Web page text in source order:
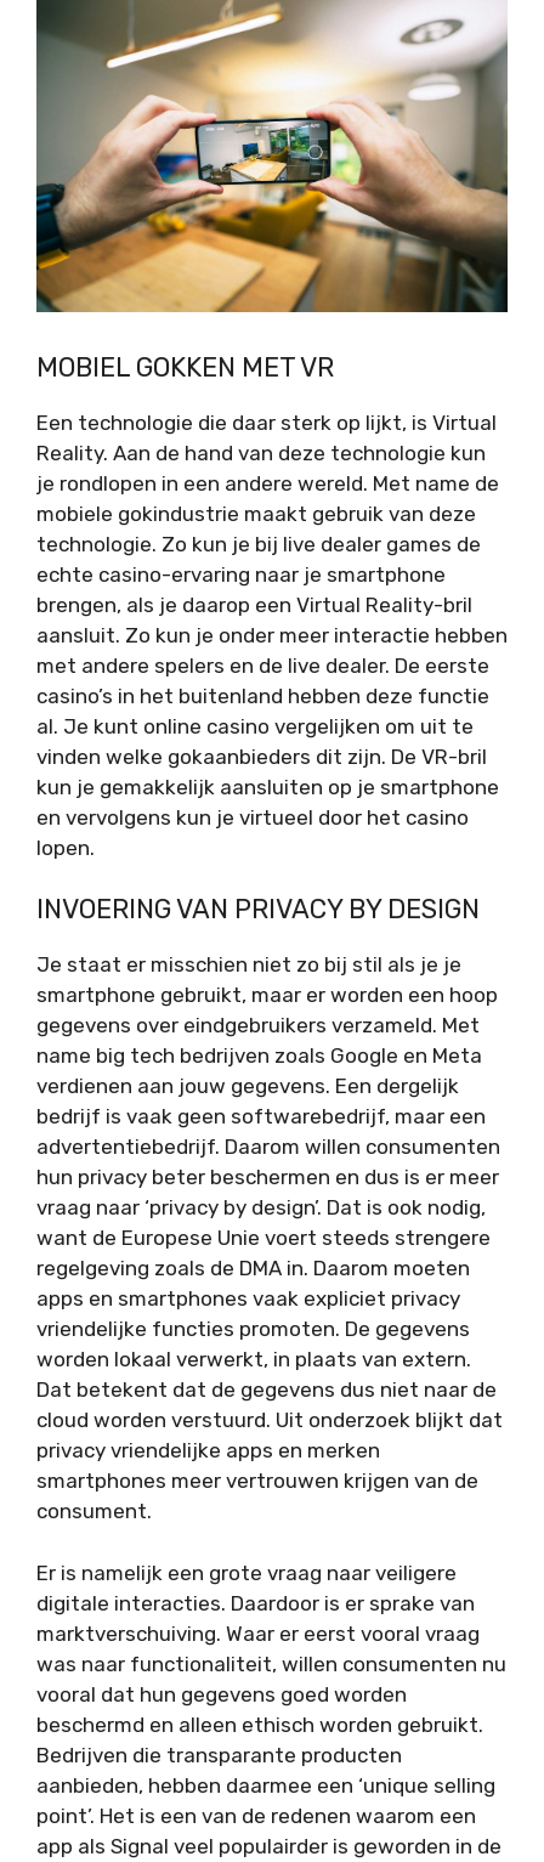
MOBIEL GOKKEN MET VR
Een technologie die daar sterk op lijkt, is Virtual
Reality. Aan de hand van deze technologie kun
je rondlopen in een andere wereld. Met name de
mobiele gokindustrie maakt gebruik van deze
technologie. Zo kun je bij live dealer games de
echte casino-ervaring naar je smartphone
brengen, als je daarop een Virtual Reality-bril
aansluit. Zo kun je onder meer interactie hebben
met andere spelers en de live dealer. De eerste
casino’s in het buitenland hebben deze functie
al. Je kunt online casino vergelijken om uit te
vinden welke gokaanbieders dit zijn. De VR-bril
kun je gemakkelijk aansluiten op je smartphone
en vervolgens kun je virtueel door het casino
lopen.
INVOERING VAN PRIVACY BY DESIGN
Je staat er misschien niet zo bij stil als je je
smartphone gebruikt, maar er worden een hoop
gegevens over eindgebruikers verzameld. Met
name big tech bedrijven zoals Google en Meta
verdienen aan jouw gegevens. Een dergelijk
bedrijf is vaak geen softwarebedrijf, maar een
advertentiebedrijf. Daarom willen consumenten
hun privacy beter beschermen en dus is er meer
vraag naar ‘privacy by design’. Dat is ook nodig,
want de Europese Unie voert steeds strengere
regelgeving zoals de DMA in. Daarom moeten
apps en smartphones vaak expliciet privacy
vriendelijke functies promoten. De gegevens
worden lokaal verwerkt, in plaats van extern.
Dat betekent dat de gegevens dus niet naar de
cloud worden verstuurd. Uit onderzoek blijkt dat
privacy vriendelijke apps en merken
smartphones meer vertrouwen krijgen van de
consument.
Er is namelijk een grote vraag naar veiligere
digitale interacties. Daardoor is er sprake van
marktverschuiving. Waar er eerst vooral vraag
was naar functionaliteit, willen consumenten nu
vooral dat hun gegevens goed worden
beschermd en alleen ethisch worden gebruikt.
Bedrijven die transparante producten
aanbieden, hebben daarmee een ‘unique selling
point’. Het is een van de redenen waarom een
app als Signal veel populairder is geworden in de